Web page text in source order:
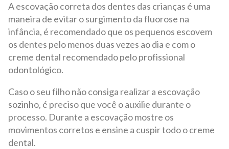
A escovação correta dos dentes das crianças é uma
maneira de evitar o surgimento da fluorose na
infância, é recomendado que os pequenos escovem
os dentes pelo menos duas vezes ao dia e com o
creme dental recomendado pelo profissional
odontológico.
Caso o seu filho não consiga realizar a escovação
sozinho, é preciso que você o auxilie durante o
processo. Durante a escovação mostre os
movimentos corretos e ensine a cuspir todo o creme
dental.